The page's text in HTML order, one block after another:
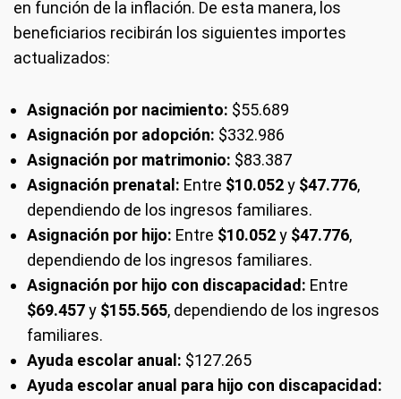
en función de la inflación. De esta manera, los
beneficiarios recibirán los siguientes importes
actualizados:
Asignación por nacimiento: $55.689
Asignación por adopción: $332.986
Asignación por matrimonio: $83.387
Asignación prenatal: Entre $10.052y $47.776,
dependiendo de los ingresos familiares.
Asignación por hijo: Entre $10.052y $47.776,
dependiendo de los ingresos familiares.
Asignación por hijo con discapacidad: Entre
$69.457y $155.565, dependiendo de los ingresos
familiares.
Ayuda escolar anual: $127.265
Ayuda escolar anual para hijo con discapacidad: